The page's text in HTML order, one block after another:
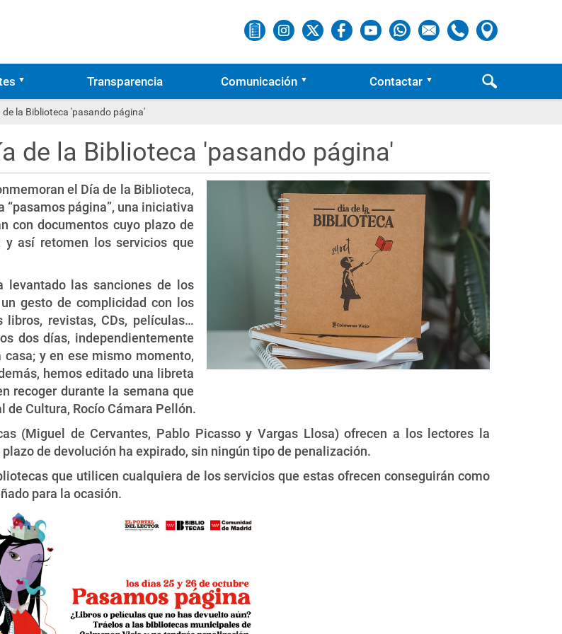
Transparencia Comunicación Contactar
de la Biblioteca 'pasando página'
de la Biblioteca 'pasando página'
el Día de la Biblioteca,
página”, una iniciativa
con documentos cuyo plazo de
y así retomen los servicios que
levantado las sanciones de los
gesto de complicidad con los
revistas, CDs, películas…
dos días, independientemente
y en ese mismo momento,
hemos editado una libreta
recoger durante la semana que
Cultura, Rocío Cámara Pellón.
(Miguel de Cervantes, Pablo Picasso y Vargas Llosa) ofrecen a los lectores la
de devolución ha expirado, sin ningún tipo de penalización.
que utilicen cualquiera de los servicios que estas ofrecen conseguirán como
para la ocasión.